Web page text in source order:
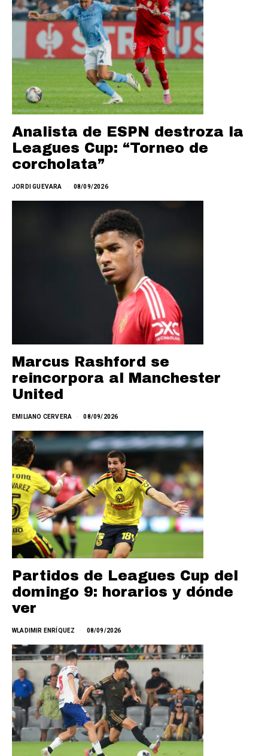
Analista de ESPN destroza la
Leagues Cup: “Torneo de
corcholata”
JORDI GUEVARA 08/09/2026
Marcus Rashford se
reincorpora al Manchester
United
EMILIANO CERVERA 08/09/2026
Partidos de Leagues Cup del
domingo 9: horarios y dónde
ver
WLADIMIR ENRÍQUEZ 08/09/2026